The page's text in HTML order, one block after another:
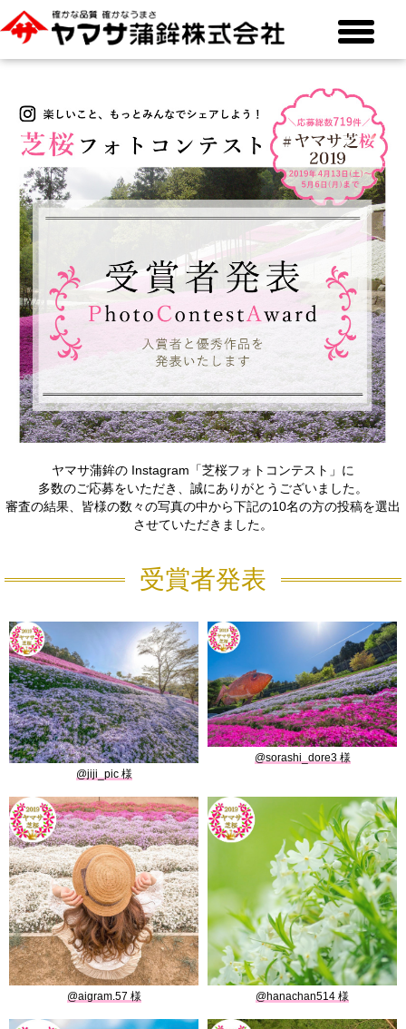
toggle
ヤマサ蒲鉾の Instagram「芝桜フォトコンテスト」に
多数のご応募をいただき、誠にありがとうございました。
審査の結果、皆様の数々の写真の中から下記の10名の方の投稿を選出
させていただきました。
受賞者発表
@jiji_pic
@sorashi_dore3
@aigram.57 @hanachan514